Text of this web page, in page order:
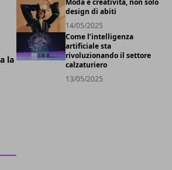
la
Moda e creatività, non solo
design di abiti
14/05/2025
Come l’intelligenza
artificiale sta
rivoluzionando il settore
calzaturiero
13/05/2025